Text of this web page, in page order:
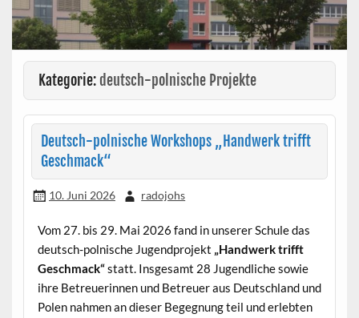
Kategorie: deutsch-polnische Projekte
Deutsch-polnische Workshops „Handwerk trifft
Geschmack“
10. Juni 2026 radojohs
Vom 27. bis 29. Mai 2026 fand in unserer Schule das
deutsch-polnische Jugendprojekt „Handwerk trifft
Geschmack“statt. Insgesamt 28 Jugendliche sowie
ihre Betreuerinnen und Betreuer aus Deutschland und
Polen nahmen an dieser Begegnung teil und erlebten